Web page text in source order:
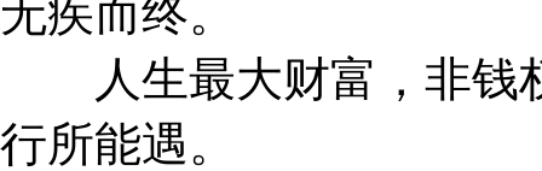
无疾而终。
人生最大财富，非钱
行所能遇。